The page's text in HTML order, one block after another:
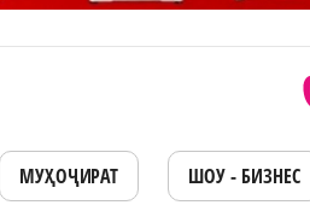
МУҲОҶИРАТ ШОУ - БИЗНЕС